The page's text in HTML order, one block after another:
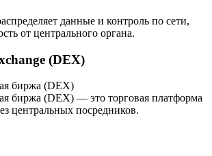
данные и контроль по сети,
от центрального органа.
(DEX)
биржа (DEX)
биржа (DEX) — это торговая платформа
центральных посредников.